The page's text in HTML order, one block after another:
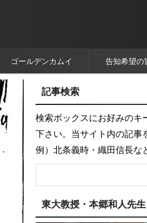
ゴールデンカムイ 告知希望の
記事検索
検索ボックスにお好みのキ
下さい。当サイト内の記事
例）北条義時・織田信長な
東大教授・本郷和人先